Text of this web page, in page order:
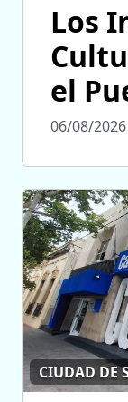
Los
el
06/08/
CIUDAD DE